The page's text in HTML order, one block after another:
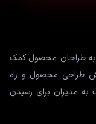
بیش از 9 سال سابقه به طراحان محصول کمک
طراحی محصول و راه
به مدیران برای رسیدن